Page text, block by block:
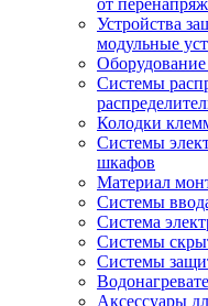
от
Устройства
модульные
Оборудование
Системы
Колодки
Системы
шкафов
Материал
Системы
Система
Системы
Системы
Аксессуары